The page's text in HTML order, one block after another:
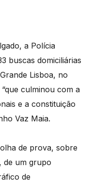
a Polícia
buscas domiciliárias
Lisboa, no
culminou com a
e a constituição
Vaz Maia.
de prova, sobre
de um grupo
de